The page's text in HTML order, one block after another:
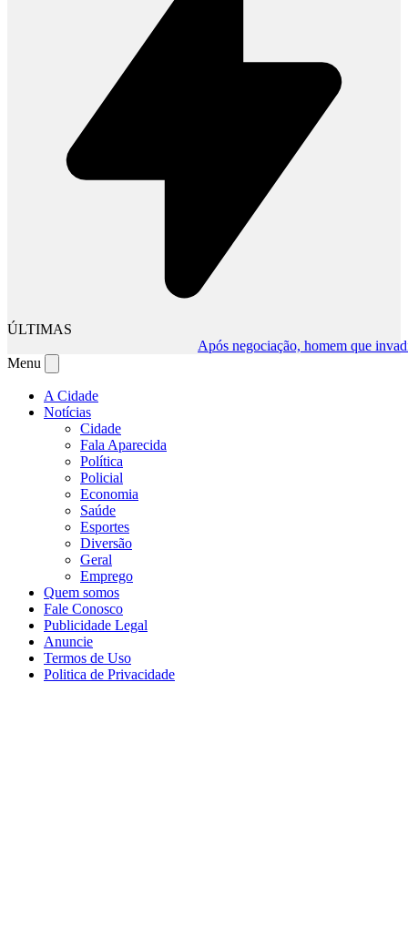
ÚLTIMAS
Após negociação, homem que invadiu
Menu
A Cidade
Notícias
Cidade
Fala Aparecida
Política
Policial
Economia
Saúde
Esportes
Diversão
Geral
Emprego
Quem somos
Fale Conosco
Publicidade Legal
Anuncie
Termos de Uso
Politica de Privacidade